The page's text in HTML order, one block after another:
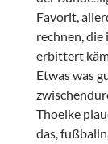
Favorit,
rechnen,
erbittert
Etwas was
Thoelke
das,